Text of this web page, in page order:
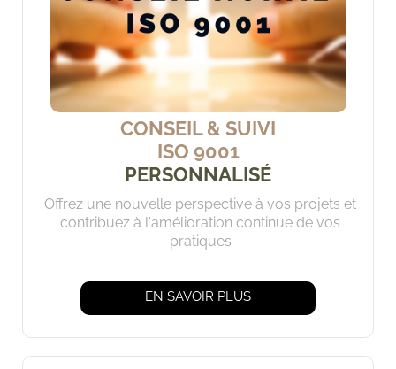
CONSEIL & SUIVI
ISO 9001
PERSONNALISÉ
Offrez une nouvelle perspective à vos projets et
contribuez à l'amélioration continue de vos
pratiques
EN SAVOIR PLUS